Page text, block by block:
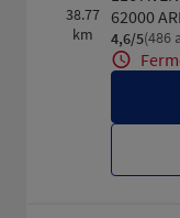
38.77
km
62000
4,6/5Note de
(486